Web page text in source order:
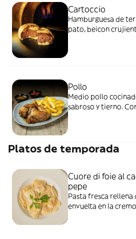
Cartoccio
Hamburguesa de
pato, beicon
guarnición de
Pollo
Medio pollo
sabroso y tierno.
Platos de temporada
Cuore di foie al
pepe
Pasta fresca
envuelta en la